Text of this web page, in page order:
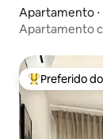
Apartamento
Apartamento
Entre os
Preferido